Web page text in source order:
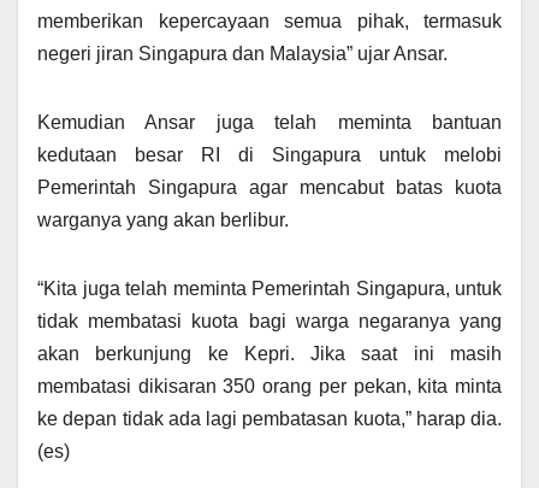
memberikan kepercayaan semua pihak, termasuk
negeri jiran Singapura dan Malaysia” ujar Ansar.
Kemudian Ansar juga telah meminta bantuan
kedutaan besar RI di Singapura untuk melobi
Pemerintah Singapura agar mencabut batas kuota
warganya yang akan berlibur.
“Kita juga telah meminta Pemerintah Singapura, untuk
tidak membatasi kuota bagi warga negaranya yang
akan berkunjung ke Kepri. Jika saat ini masih
membatasi dikisaran 350 orang per pekan, kita minta
ke depan tidak ada lagi pembatasan kuota,” harap dia.
(es)